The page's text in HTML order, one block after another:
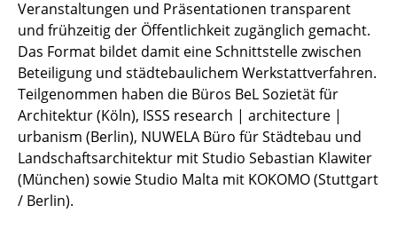
Veranstaltungen und Präsentationen transparent
und frühzeitig der Öffentlichkeit zugänglich gemacht.
Das Format bildet damit eine Schnittstelle zwischen
Beteiligung und städtebaulichem Werkstattverfahren.
Teilgenommen haben die Büros BeL Sozietät für
Architektur (Köln), ISSS research | architecture |
urbanism (Berlin), NUWELA Büro für Städtebau und
Landschaftsarchitektur mit Studio Sebastian Klawiter
(München) sowie Studio Malta mit KOKOMO (Stuttgart
/ Berlin).